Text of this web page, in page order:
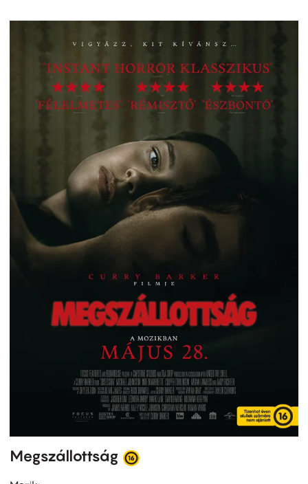
Megszállottság